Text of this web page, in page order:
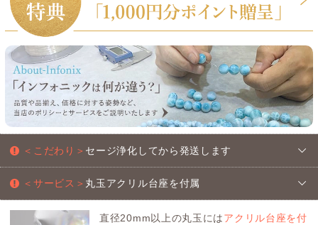
＜こだわり＞ セージ浄化してから発送します
＜サービス＞ 丸玉アクリル台座を付属
直径20mm以上の丸玉にはアクリル台座を付